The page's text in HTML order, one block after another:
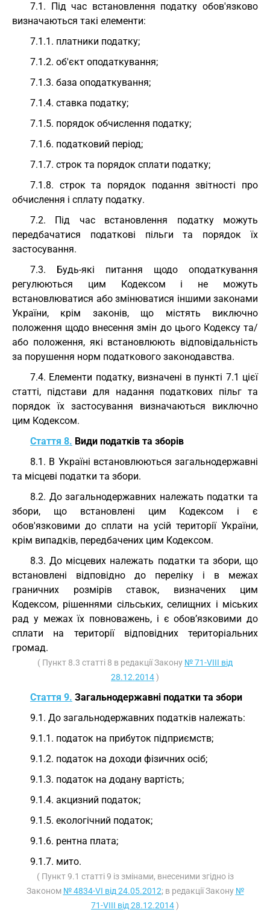
7.1. Під час встановлення податку обов'язково
визначаються такі елементи:
7.1.1. платники податку;
7.1.2. об'єкт оподаткування;
7.1.3. база оподаткування;
7.1.4. ставка податку;
7.1.5. порядок обчислення податку;
7.1.6. податковий період;
7.1.7. строк та порядок сплати податку;
7.1.8. строк та порядок подання звітності про
обчислення і сплату податку.
7.2. Під час встановлення податку можуть
передбачатися податкові пільги та порядок їх
застосування.
7.3. Будь-які питання щодо оподаткування
регулюються цим Кодексом і не можуть
встановлюватися або змінюватися іншими законами
України, крім законів, що містять виключно
положення щодо внесення змін до цього Кодексу та/
або положення, які встановлюють відповідальність
за порушення норм податкового законодавства.
7.4. Елементи податку, визначені в пункті 7.1 цієї
статті, підстави для надання податкових пільг та
порядок їх застосування визначаються виключно
цим Кодексом.
Стаття 8. Види податків та зборів
8.1. В Україні встановлюються загальнодержавні
та місцеві податки та збори.
8.2. До загальнодержавних належать податки та
збори, що встановлені цим Кодексом і є
обов'язковими до сплати на усій території України,
крім випадків, передбачених цим Кодексом.
8.3. До місцевих належать податки та збори, що
встановлені відповідно до переліку і в межах
граничних розмірів ставок, визначених цим
Кодексом, рішеннями сільських, селищних і міських
рад у межах їх повноважень, і є обов’язковими до
сплати на території відповідних територіальних
громад.
( Пункт 8.3 статті 8 в редакції Закону № 71-VIII від
28.12.2014)
Стаття 9. Загальнодержавні податки та збори
9.1. До загальнодержавних податків належать:
9.1.1. податок на прибуток підприємств;
9.1.2. податок на доходи фізичних осіб;
9.1.3. податок на додану вартість;
9.1.4. акцизний податок;
9.1.5. екологічний податок;
9.1.6. рентна плата;
9.1.7. мито.
( Пункт 9.1 статті 9 із змінами, внесеними згідно із
Законом № 4834-VI від 24.05.2012; в редакції Закону №
71-VIII від 28.12.2014)